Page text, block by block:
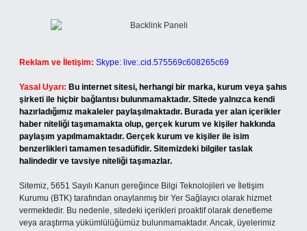
Reklam ve İletişim: Skype: live:.cid.575569c608265c69
Yasal Uyarı: Bu internet sitesi, herhangi bir marka, kurum veya şahıs
şirketi ile hiçbir bağlantısı bulunmamaktadır. Sitede yalnızca kendi
hazırladığımız makaleler paylaşılmaktadır. Burada yer alan içerikler
haber niteliği taşımamakta olup, gerçek kurum ve kişiler hakkında
paylaşım yapılmamaktadır. Gerçek kurum ve kişiler ile isim
benzerlikleri tamamen tesadüfidir. Sitemizdeki bilgiler taslak
halindedir ve tavsiye niteliği taşımazlar.
Sitemiz, 5651 Sayılı Kanun gereğince Bilgi Teknolojileri ve İletişim
Kurumu (BTK) tarafından onaylanmış bir Yer Sağlayıcı olarak hizmet
vermektedir. Bu nedenle, sitedeki içerikleri proaktif olarak denetleme
veya araştırma yükümlülüğümüz bulunmamaktadır. Ancak, üyelerimiz